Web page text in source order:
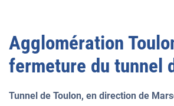
Agglomération
fermeture du tunnel
Tunnel de Toulon, en direction de